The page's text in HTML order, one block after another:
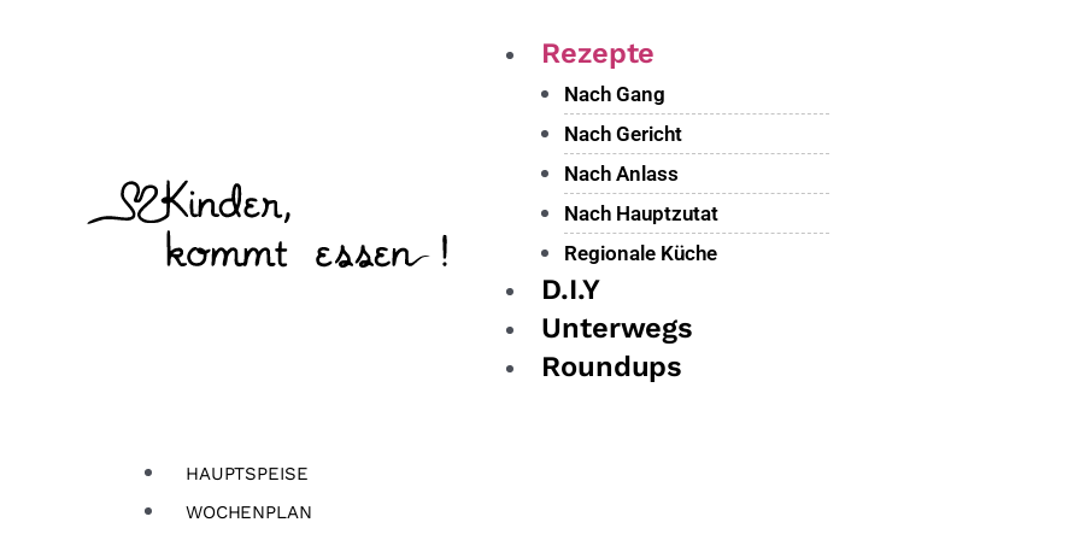
Rezepte
Nach Gang
Nach Gericht
Nach Anlass
Nach Hauptzutat
Regionale Küche
D.I.Y
Unterwegs
Roundups
HAUPTSPEISE
WOCHENPLAN